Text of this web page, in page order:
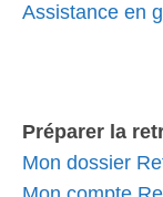
Assistance en
Préparer la
Mon dossier